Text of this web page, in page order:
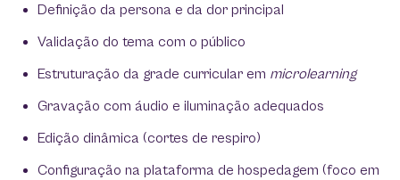
Definição da persona e da dor principal
Validação do tema com o público
Estruturação da grade curricular em microlearning
Gravação com áudio e iluminação adequados
Edição dinâmica (cortes de respiro)
Configuração na plataforma de hospedagem (foco em